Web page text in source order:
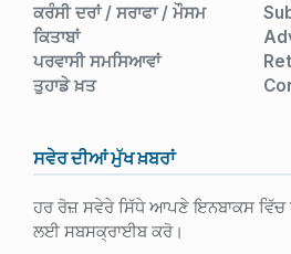
ਕਰੰਸੀ ਦਰਾਂ / ਸਰਾਫਾ / ਮੌਸਮ
ਕਿਤਾਬਾਂ
ਪਰਵਾਸੀ ਸਮਸਿਆਵਾਂ
ਤੁਹਾਡੇ ਖ਼ਤ
ਸਵੇਰ ਦੀਆਂ ਮੁੱਖ ਖ਼ਬਰਾਂ
ਹਰ ਰੋਜ਼ ਸਵੇਰੇ ਸਿੱਧੇ ਆਪਣੇ ਇਨਬਾਕਸ ਵਿੱਚ
ਲਈ ਸਬਸਕ੍ਰਾਈਬ ਕਰੋ।